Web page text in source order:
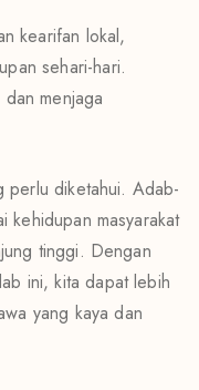
kearifan lokal,
sehari-hari.
menjaga
perlu diketahui. Adab-
kehidupan masyarakat
tinggi. Dengan
ini, kita dapat lebih
yang kaya dan